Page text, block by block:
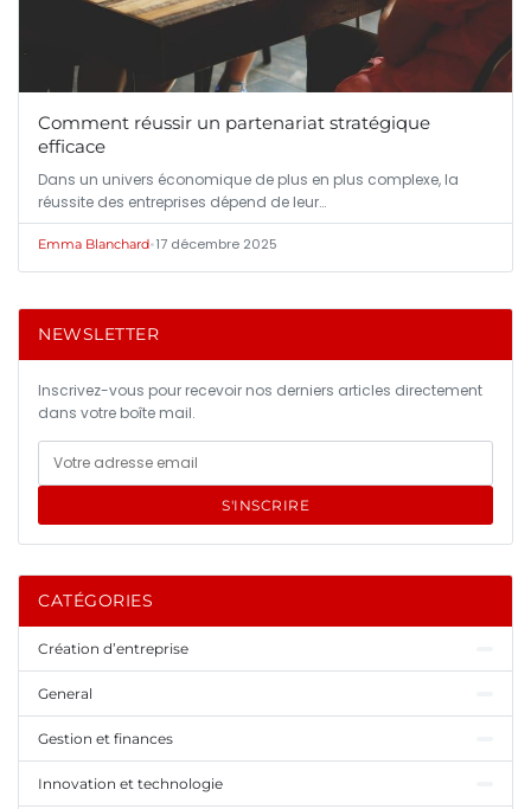
Comment réussir un partenariat stratégique
efficace
Dans un univers économique de plus en plus complexe, la
réussite des entreprises dépend de leur…
Emma Blanchard•17 décembre 2025
NEWSLETTER
Inscrivez-vous pour recevoir nos derniers articles directement
dans votre boîte mail.
S'INSCRIRE
CATÉGORIES
Création d’entreprise
General
Gestion et finances
Innovation et technologie